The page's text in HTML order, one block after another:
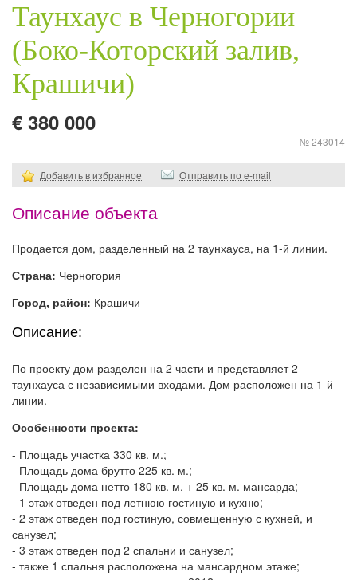
Таунхаус в Черногории
(Боко-Которский залив,
Крашичи)
€ 380 000
№ 243014
Добавить в избранное Отправить по e-mail
Описание объекта
Продается дом, разделенный на 2 таунхауса, на 1-й линии.
Страна: Черногория
Город, район: Крашичи
Описание:
По проекту дом разделен на 2 части и представляет 2
таунхауса с независимыми входами. Дом расположен на 1-й
линии.
Особенности проекта:
- Площадь участка 330 кв. м.;
- Площадь дома брутто 225 кв. м.;
- Площадь дома нетто 180 кв. м. + 25 кв. м. мансарда;
- 1 этаж отведен под летнюю гостиную и кухню;
- 2 этаж отведен под гостиную, совмещенную с кухней, и
санузел;
- 3 этаж отведен под 2 спальни и санузел;
- также 1 спальня расположена на мансардном этаже;